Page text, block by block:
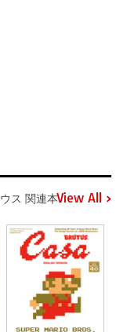
ス 関連本View All